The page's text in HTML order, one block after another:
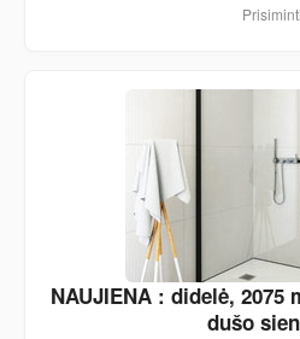
Prisiminti
NAUJIENA : didelė, 2075
dušo